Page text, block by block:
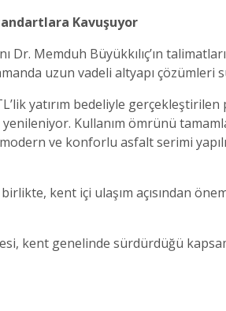
Kavuşuyor
Dr. Memduh Büyükkılıç’ın
uzun vadeli altyapı çözümleri
yatırım bedeliyle
Kullanım ömrünü
modern ve konforlu asfalt serimi
birlikte, kent içi ulaşım açısından
kent genelinde sürdürdüğü